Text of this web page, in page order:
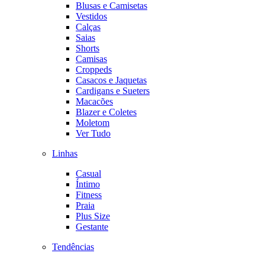
Blusas e Camisetas
Vestidos
Calças
Saias
Shorts
Camisas
Croppeds
Casacos e Jaquetas
Cardigans e Sueters
Macacões
Blazer e Coletes
Moletom
Ver Tudo
Linhas
Casual
Íntimo
Fitness
Praia
Plus Size
Gestante
Tendências